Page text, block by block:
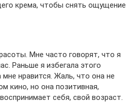
крема, чтобы снять ощущение
Мне часто говорят, что я
Раньше я избегала этого
мне нравится. Жаль, что она не
кино, но она позитивная,
себя, свой возраст.